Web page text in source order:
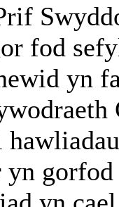
fod
yn
yn